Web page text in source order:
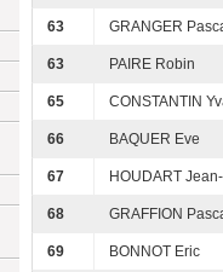
63 GRANGER
63 PAIRE Robin
65 CONSTANTIN
66 BAQUER Eve
67 HOUDART
68 GRAFFION
69 BONNOT Eric